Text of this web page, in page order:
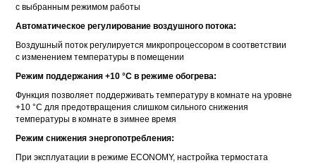
с выбранным режимом работы
Автоматическое регулирование воздушного потока:
Воздушный поток регулируется микропроцессором в соответствии
с изменением температуры в помещении
Режим поддержания +10 °С в режиме обогрева:
Функция позволяет поддерживать температуру в комнате на уровне
+10 °C для предотвращения слишком сильного снижения
температуры в комнате в зимнее время
Режим снижения энергопотребления:
При эксплуатации в режиме ECONOMY, настройка термостата